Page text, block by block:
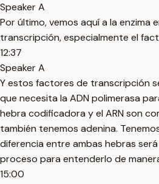
Speaker A
Por último, vemos aquí a la
transcripción, especialmente el
12:37
Speaker A
Y estos factores de transcripción
que necesita la ADN polimerasa
hebra codificadora y el ARN son
también tenemos adenina.
diferencia entre ambas hebras
proceso para entenderlo de
15:00